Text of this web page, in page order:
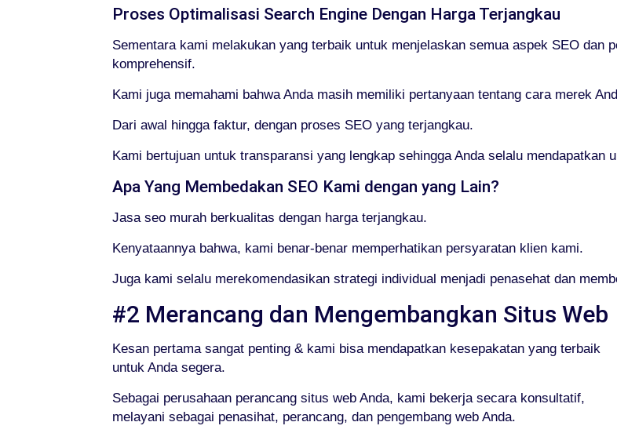
Proses Optimalisasi Search Engine Dengan Harga Terjangkau
Sementara kami melakukan yang terbaik untuk menjelaskan semua aspek SEO dan
komprehensif.
Kami juga memahami bahwa Anda masih memiliki pertanyaan tentang cara merek
Dari awal hingga faktur, dengan proses SEO yang terjangkau.
Kami bertujuan untuk transparansi yang lengkap sehingga Anda selalu mendapatkan
Apa Yang Membedakan SEO Kami dengan yang Lain?
Jasa seo murah berkualitas dengan harga terjangkau.
Kenyataannya bahwa, kami benar-benar memperhatikan persyaratan klien kami.
Juga kami selalu merekomendasikan strategi individual menjadi penasehat dan
#2 Merancang dan Mengembangkan Situs Web
Kesan pertama sangat penting & kami bisa mendapatkan kesepakatan yang terbaik
untuk Anda segera.
Sebagai perusahaan perancang situs web Anda, kami bekerja secara konsultatif,
melayani sebagai penasihat, perancang, dan pengembang web Anda.